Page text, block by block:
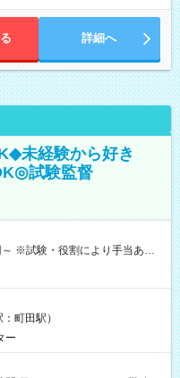
詳細へ
未経験から好き
試験監督
給（前払い）オプションあ
ら1週間ほどで給与の一部を受け
（休憩1時間） 時給1,300円
※当日の役割により時給＋100
13:30（休憩なし） 時給1,300
8,400円＋交通費 【試用期
町田駅）
ー